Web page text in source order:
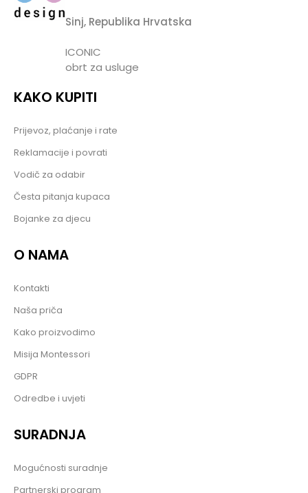
Sinj, Republika Hrvatska
ICONIC
obrt za usluge
KAKO KUPITI
Prijevoz, plaćanje i rate
Reklamacije i povrati
Vodič za odabir
Česta pitanja kupaca
Bojanke za djecu
O NAMA
Kontakti
Naša priča
Kako proizvodimo
Misija Montessori
GDPR
Odredbe i uvjeti
SURADNJA
Mogućnosti suradnje
Partnerski program